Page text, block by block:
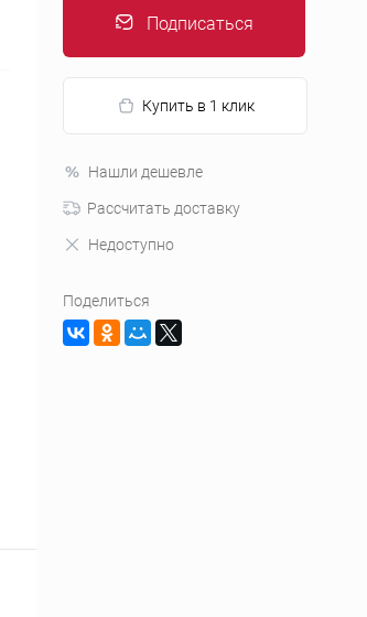
Подписаться
Купить в 1 клик
Нашли дешевле
Рассчитать доставку
Недоступно
Поделиться